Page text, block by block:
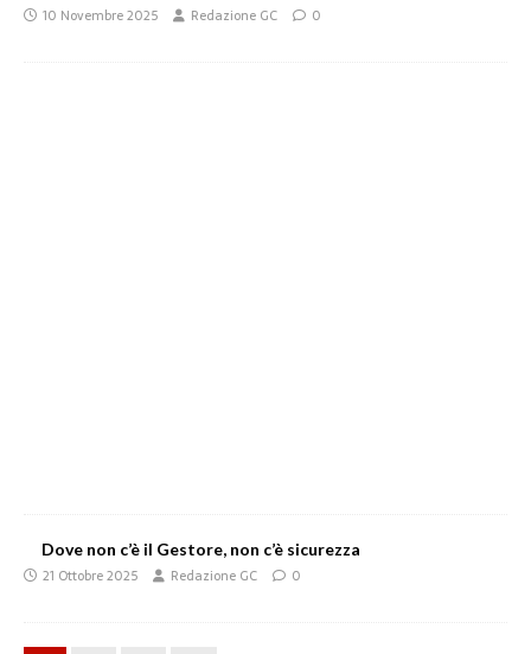
10 Novembre 2025 Redazione GC 0
Dove non c’è il Gestore, non c’è sicurezza
21 Ottobre 2025 Redazione GC 0